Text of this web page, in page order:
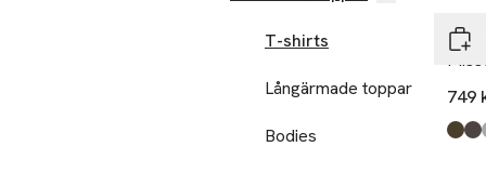
T-shirts
Långärmade toppar
Bodies
749
Dark
Mid